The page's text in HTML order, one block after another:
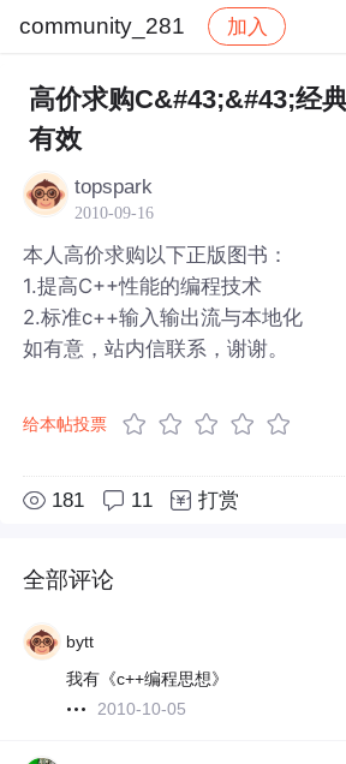
community_281 加入
社区 community_281 帖子
高价求购C&#43;&#43;经
有效
topspark
2010-09-16
本人高价求购以下正版图书：
1.提高C++性能的编程技术
2.标准c++输入输出流与本地化
如有意，站内信联系，谢谢。
给本帖投票
181 11 打赏
全部评论
bytt
我有《c++编程思想》
2010-10-05